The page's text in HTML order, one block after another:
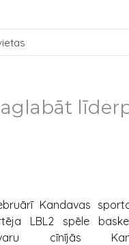
Kandavas
LBL2 spēle
cīnījās